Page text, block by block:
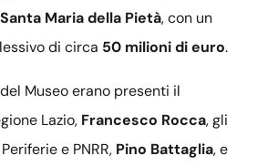
Santa Maria della Pietà, con un
di circa 50 milioni di euro.
Museo erano presenti il
Lazio, Francesco Rocca, gli
e PNRR, Pino Battaglia, e